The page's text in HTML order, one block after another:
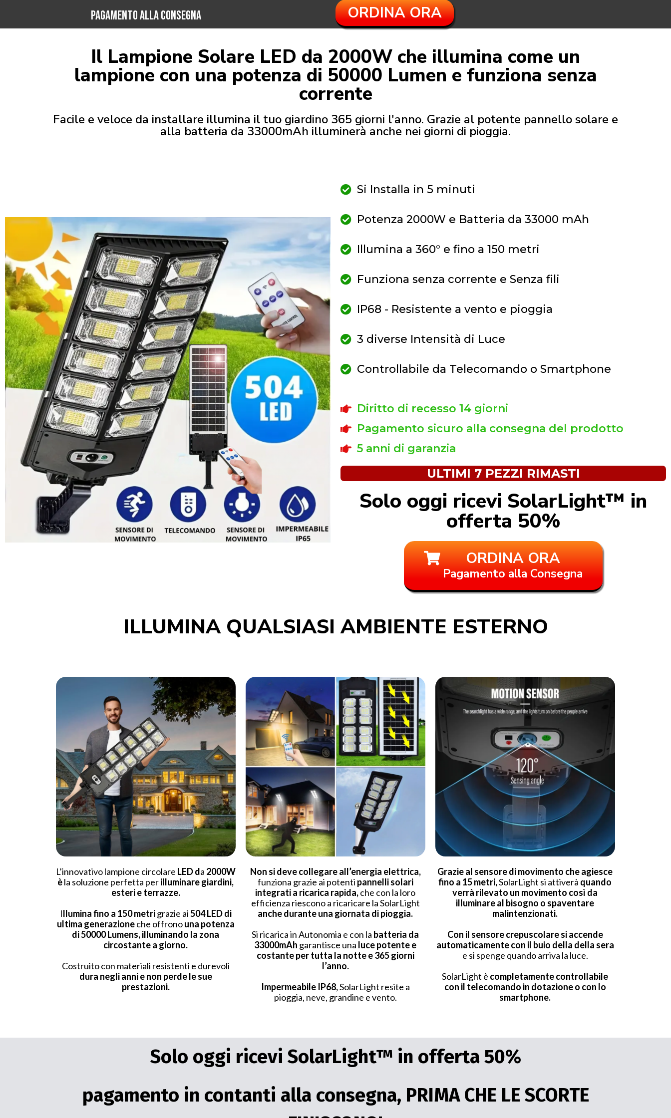
PAGAMENTO ALLA CONSEGNA ORDINA ORA
Il Lampione Solare LED da 2000W che illumina come un
lampione con una potenza di 50000 Lumen e funziona senza
corrente
Facile e veloce da installare illumina il tuo giardino 365 giorni l'anno. Grazie al potente pannello solare e
alla batteria da 33000mAh illuminerà anche nei giorni di pioggia.
Si Installa in 5 minuti
Potenza 2000W e Batteria da 33000 mAh
Illumina a 360° e fino a 150 metri
Funziona senza corrente e Senza fili
IP68 - Resistente a vento e pioggia
3 diverse Intensità di Luce
Controllabile da Telecomando o Smartphone
Diritto di recesso 14 giorni
Pagamento sicuro alla consegna del prodotto
5 anni di garanzia
ULTIMI 7 PEZZI RIMASTI
Solo oggi ricevi SolarLight™ in
offerta 50%
ORDINA ORA
Pagamento alla Consegna
ILLUMINA QUALSIASI AMBIENTE ESTERNO
L’innovativo lampione circolare LED da 2000W
èla soluzione perfetta perilluminare giardini,
esteri e terrazze.
Illumina fino a 150 metrigrazie ai504 LED di
ultima generazioneche offronouna potenza
di 50000 Lumens, illuminando la zona
circostante a giorno.
Costruito con materiali resistenti e durevoli
dura negli anni e non perde le sue
prestazioni.
Non si deve collegare all’energia elettrica,
funziona grazie ai potenti pannelli solari
integrati a ricarica rapida,che con la loro
efficienza riescono a ricaricare la SolarLight
anche durante una giornata di pioggia.
Si ricarica in Autonomia e con la batteria da
33000mAh garantisce una luce potente e
costante per tutta la notte e 365 giorni
l’anno.
Impermeabile IP68,SolarLight resite a
pioggia, neve, grandine e vento.
Grazie al sensore di movimento che agiesce
fino a 15 metri,SolarLight si attiverà quando
verrà rilevato un movimento così da
illuminare al bisogno o spaventare
malintenzionati.
Con il sensore crepuscolare si accende
automaticamente con il buio della della sera
e si spenge quando arriva la luce.
SolarLight è completamente controllabile
con il telecomando in dotazione o con lo
smartphone.
Solo oggi ricevi SolarLight™ in offerta 50%
pagamento in contanti alla consegna, PRIMA CHE LE SCORTE